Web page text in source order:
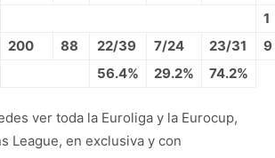
1
200 88 22/39 7/24 23/31
9
56.4%
29.2% 74.2%
ver toda la Euroliga y la Eurocup,
League, en exclusiva y con